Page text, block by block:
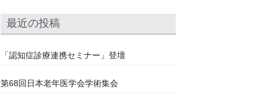
最近の投稿
「認知症診療連携セミナー」登壇
第68回日本老年医学会学術集会